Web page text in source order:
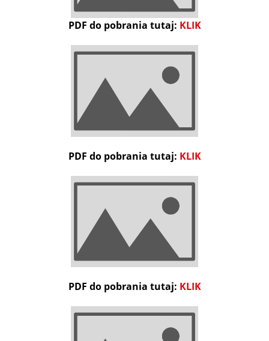
PDF do pobrania tutaj: KLIK
PDF do pobrania tutaj: KLIK
PDF do pobrania tutaj: KLIK